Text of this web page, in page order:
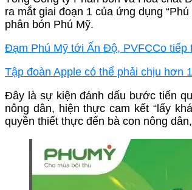
ra mắt giai đoạn 1 của ứng dụng
phân bón Phú Mỹ.
Đạm Phú Mỹ tới Ấn Độ, PVFCCo tiếp
Tập đoàn Apple có thể phải chịu hơn
Đây là sự kiện đánh dấu bước tiến
nông dân, hiện thực cam kết “lấy
quyền thiết thực đến bà con nông